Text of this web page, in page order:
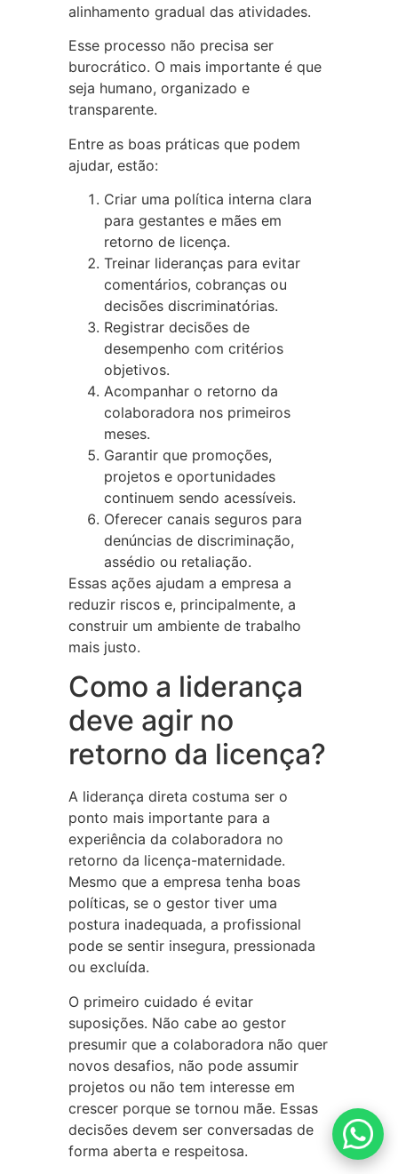
alinhamento gradual das atividades.
Esse processo não precisa ser
burocrático. O mais importante é que
seja humano, organizado e
transparente.
Entre as boas práticas que podem
ajudar, estão:
Criar uma política interna clara
para gestantes e mães em
retorno de licença.
Treinar lideranças para evitar
comentários, cobranças ou
decisões discriminatórias.
Registrar decisões de
desempenho com critérios
objetivos.
Acompanhar o retorno da
colaboradora nos primeiros
meses.
Garantir que promoções,
projetos e oportunidades
continuem sendo acessíveis.
Oferecer canais seguros para
denúncias de discriminação,
assédio ou retaliação.
Essas ações ajudam a empresa a
reduzir riscos e, principalmente, a
construir um ambiente de trabalho
mais justo.
Como a liderança
deve agir no
retorno da licença?
A liderança direta costuma ser o
ponto mais importante para a
experiência da colaboradora no
retorno da licença-maternidade.
Mesmo que a empresa tenha boas
políticas, se o gestor tiver uma
postura inadequada, a profissional
pode se sentir insegura, pressionada
ou excluída.
O primeiro cuidado é evitar
suposições. Não cabe ao gestor
presumir que a colaboradora não quer
novos desafios, não pode assumir
projetos ou não tem interesse em
crescer porque se tornou mãe. Essas
decisões devem ser conversadas de
forma aberta e respeitosa.